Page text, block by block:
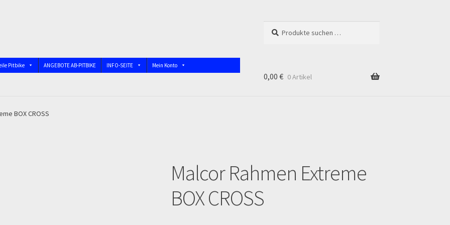
nach:
Pitbike ANGEBOTE AB-PITBIKE INFO-SEITE Mein Konto
Impressum
Pitbike-Training
Registration
0,00 € 0 Artikel
BOX CROSS
Malcor Rahmen Extreme
BOX CROSS